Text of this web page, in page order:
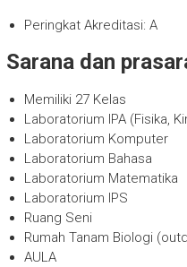
Peringkat Akreditasi: A
Sarana dan
Memiliki 27 Kelas
Laboratorium IPA (Fisika,
Laboratorium Komputer
Laboratorium Bahasa
Laboratorium Matematika
Laboratorium IPS
Ruang Seni
Rumah Tanam Biologi
AULA